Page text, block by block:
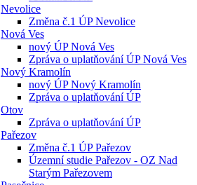
Nevolice
Změna č.1 ÚP Nevolice
Nová Ves
nový ÚP Nová Ves
Zpráva o uplatňování ÚP Nová Ves
Nový Kramolín
nový ÚP Nový Kramolín
Zpráva o uplatňování ÚP
Otov
Zpráva o uplatňování ÚP
Pařezov
Změna č.1 ÚP Pařezov
Územní studie Pařezov - OZ Nad
Starým Pařezovem